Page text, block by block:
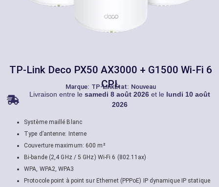
TP-Link Deco PX50 AX3000 + G1500 Wi-Fi 6
CPL
Marque: TP-LinkÉtat: Nouveau
Livraison entre lesamedi 8 août 2026 et le lundi 10 août
2026
Système maillé Blanc
Type d’antenne: Interne
Couverture maximum: 600 m²
Bi-bande (2,4 GHz / 5 GHz) Wi-Fi 6 (802.11ax)
WPA, WPA2, WPA3
Protocole point à point sur Ethernet (PPPoE) IP dynamique IP statique